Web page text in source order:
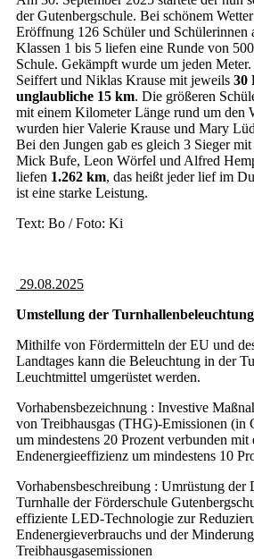
der Gutenbergschule. Bei schönem
Eröffnung 126 Schüler und Schülerinnen
Klassen 1 bis 5 liefen eine Runde von
Schule. Gekämpft wurde um jeden
Seiffert und Niklas Krause mit jeweils 30
unglaubliche 15 km. Die größeren
mit einem Kilometer Länge rund um den
wurden hier Valerie Krause und Mary
Bei den Jungen gab es gleich 3 Sieger
Mick Bufe, Leon Wörfel und Alfred
liefen 1.262 km, das heißt jeder lief im
ist eine starke Leistung.
Text: Bo / Foto: Ki
29.08.2025
Umstellung der
Mithilfe von Fördermitteln der EU und
Landtages kann die Beleuchtung in der
Leuchtmittel umgerüstet werden.
Vorhabensbezeichnung : Investive
von Treibhausgas (THG)-Emissionen (in
um mindestens 20 Prozent verbunden mit
Endenergieeffizienz um mindestens 10
Vorhabensbeschreibung : Umrüstung der
Turnhalle der Förderschule
effiziente LED-Technologie zur
Endenergieverbrauchs und der
Treibhausgasemissionen